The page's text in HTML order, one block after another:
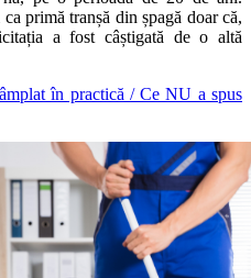
primă tranșă din șpagă doar că,
a fost câștigată de o altă
în practică / Ce NU a spus